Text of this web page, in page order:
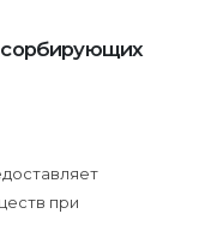
сорбирующих
при